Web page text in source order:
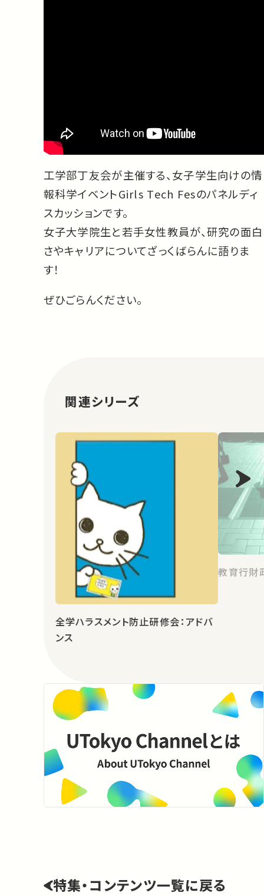
工学部丁友会が主催する、女子学生向けの情
報科学イベントGirls Tech Fesのパネルディ
スカッションです。
女子大学院生と若手女性教員が、研究の面白
さやキャリアについてざっくばらんに語りま
す！
ぜひごらんください。
関連シリーズ
全学ハラスメント防止研修会：アドバ
ンス
教育行財
特集・コンテンツ一覧に戻る